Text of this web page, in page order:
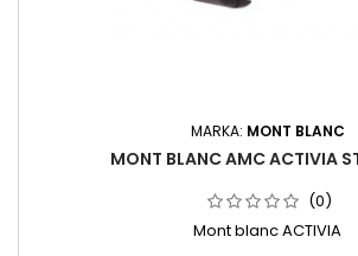
MARKA: MONT BLANC
MONT BLANC AMC ACTIVIA
(0)
Mont blanc ACTIVIA